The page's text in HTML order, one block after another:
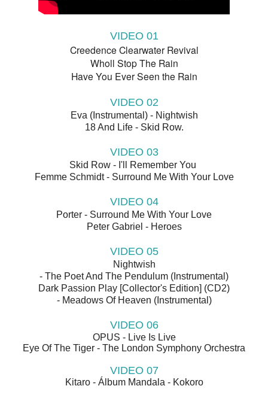
VIDEO 01
Creedence Clearwater Revival
Wholl Stop The Rain
Have You Ever Seen the Rain
VIDEO 02
Eva (Instrumental) - Nightwish
18 And Life - Skid Row.
VIDEO 03
Skid Row - I'll Remember You
Femme Schmidt - Surround Me With Your Love
VIDEO 04
Porter - Surround Me With Your Love
Peter Gabriel - Heroes
VIDEO 05
Nightwish
- The Poet And The Pendulum (Instrumental)
Dark Passion Play [Collector's Edition] (CD2)
- Meadows Of Heaven (Instrumental)
VIDEO 06
OPUS - Live Is Live
Eye Of The Tiger - The London Symphony Orchestra
VIDEO 07
Kitaro - Álbum Mandala - Kokoro